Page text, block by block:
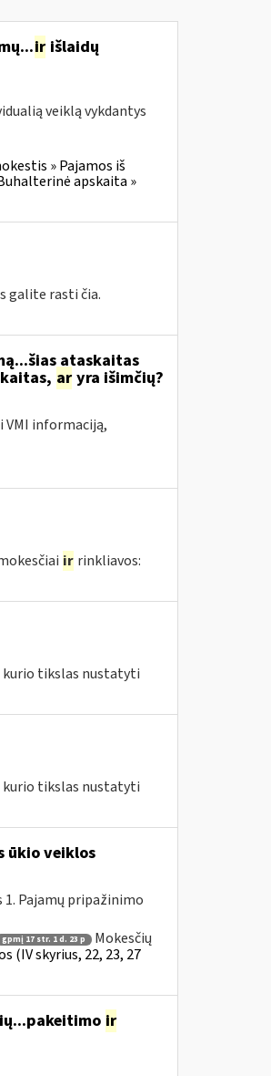
irišlaidų
veiklą vykdantys
» Pajamos iš
apskaita »
galite rasti čia.
ataskaitas
aryra išimčių?
informaciją,
ir rinkliavos:
kurio tikslas nustatyti
kurio tikslas nustatyti
ūkio veiklos
1. Pajamų pripažinimo
gpmį 17 str. 1 d. 23 p
Mokesčių
(IV skyrius, 22, 23, 27
ir